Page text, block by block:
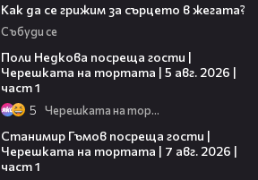
Как да се грижим за сърцето в жегата?
Събуди се
Поли Недкова посреща гости |
Черешката на тортата | 5 авг. 2026 |
част 1
5 Черешката на тортата
Станимир Гъмов посреща гости |
Черешката на тортата | 7 авг. 2026 |
част 1